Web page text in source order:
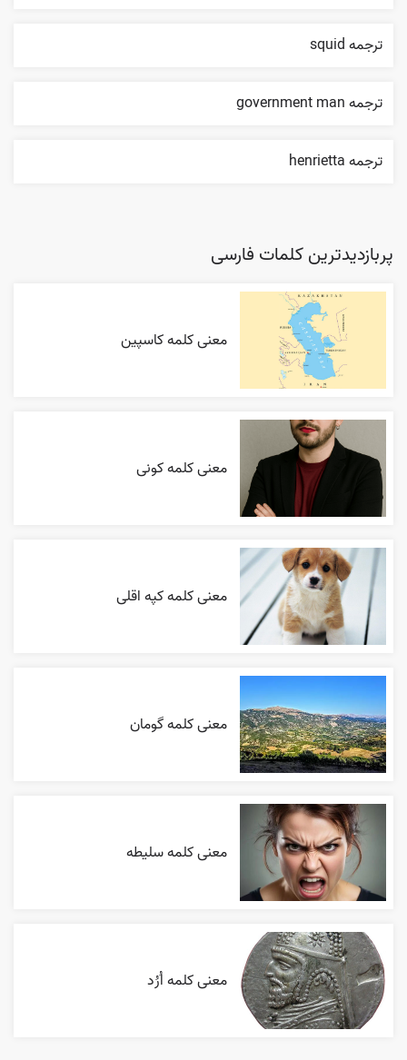
ترجمه squid
ترجمه government man
ترجمه henrietta
پربازدیدترین کلمات فارسی
معنی کلمه کاسپین
معنی کلمه کونی
معنی کلمه کپه اقلی
معنی کلمه گومان
معنی کلمه سلیطه
معنی کلمه اُرُد